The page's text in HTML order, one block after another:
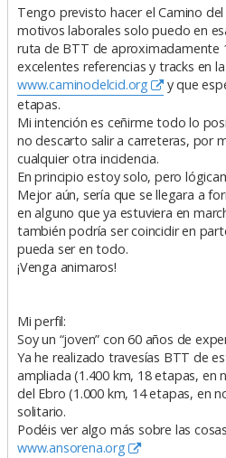
j
e
Tengo previsto hacer el Camino
motivos laborales solo puedo en
ruta de BTT de aproximadamente
excelentes referencias y tracks en
www.caminodelcid.org
y que
etapas.
Mi intención es ceñirme todo lo
no descarto salir a carreteras, por
cualquier otra incidencia.
En principio estoy solo, pero
Mejor aún, sería que se llegara a
en alguno que ya estuviera en
también podría ser coincidir en
pueda ser en todo.
¡Venga animaros!
Mi perfil:
Soy un “joven” con 60 años de
Ya he realizado travesías BTT de
ampliada (1.400 km, 18 etapas, en
del Ebro (1.000 km, 14 etapas, en
solitario.
Podéis ver algo más sobre las
www.ansorena.org